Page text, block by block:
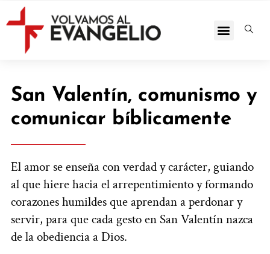
San Valentín, comunismo y
comunicar bíblicamente
El amor se enseña con verdad y carácter, guiando
al que hiere hacia el arrepentimiento y formando
corazones humildes que aprendan a perdonar y
servir, para que cada gesto en San Valentín nazca
de la obediencia a Dios.